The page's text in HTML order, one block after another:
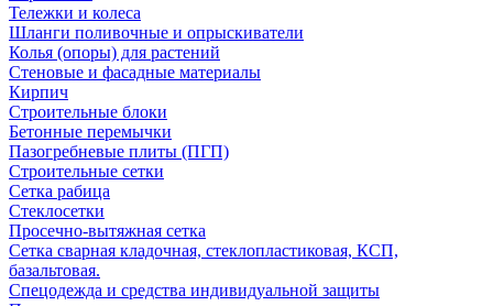
Тележки и колеса
Шланги поливочные и опрыскиватели
Колья (опоры) для растений
Стеновые и фасадные материалы
Кирпич
Строительные блоки
Бетонные перемычки
Пазогребневые плиты (ПГП)
Строительные сетки
Сетка рабица
Стеклосетки
Просечно-вытяжная сетка
Сетка сварная кладочная, стеклопластиковая, КСП,
базальтовая.
Спецодежда и средства индивидуальной защиты